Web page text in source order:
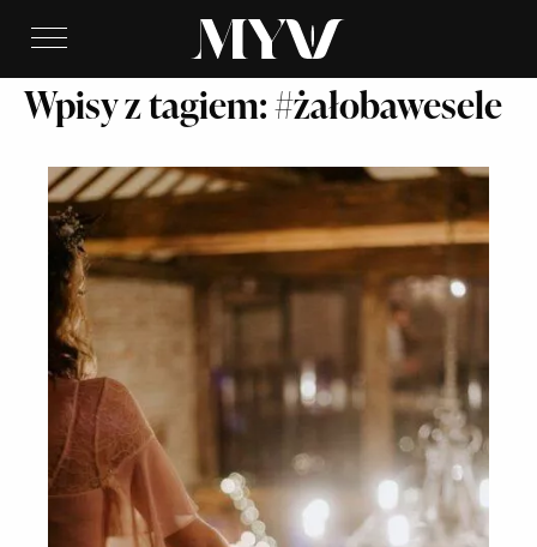
Wpisy z tagiem: #żałobawesele